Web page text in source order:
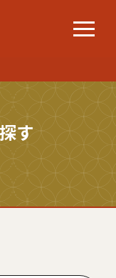
す